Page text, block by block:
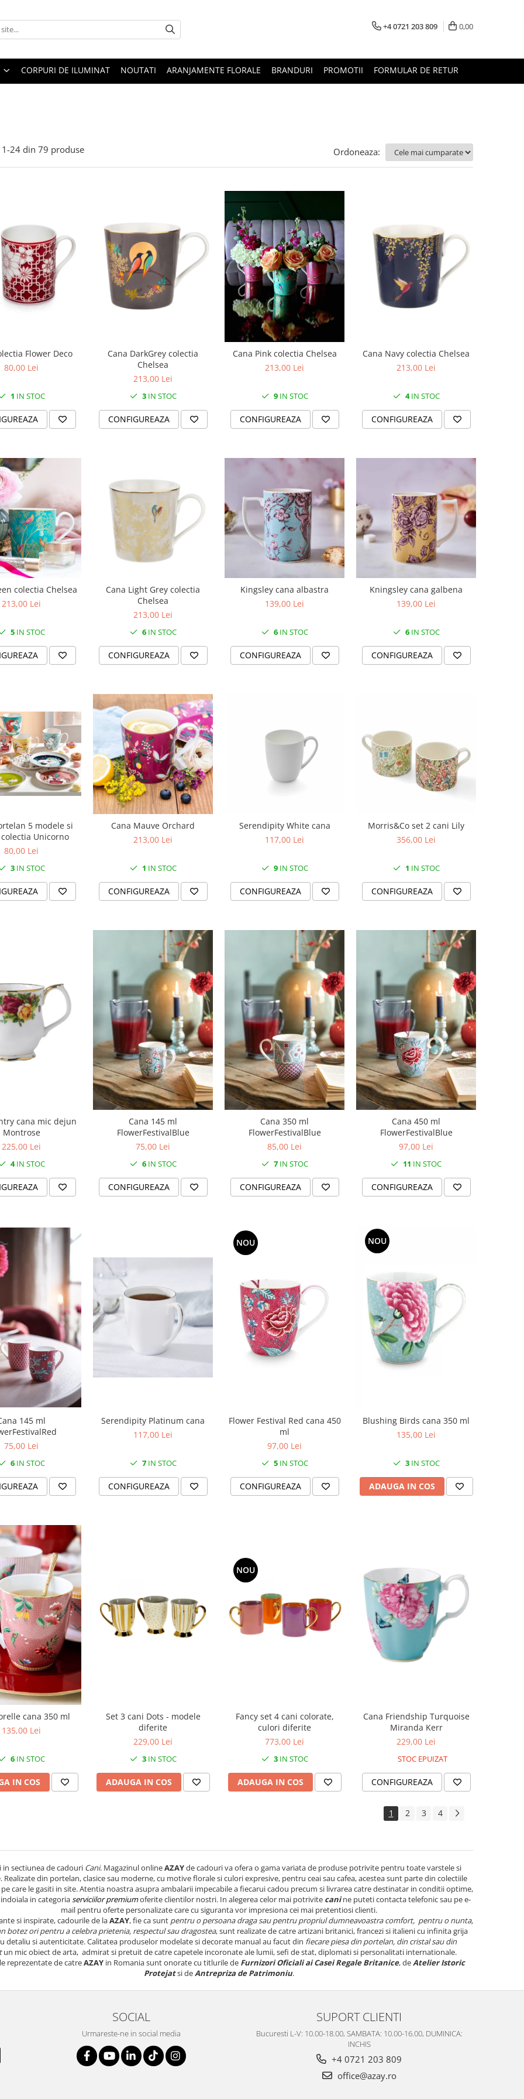
+4 0721 203 809 0,00
CORPURI DE ILUMINAT NOUTATI ARANJAMENTE FLORALE BRANDURI PROMOTII FORMULAR DE RETUR
1-24 din 79 produse Ordoneaza:
Flower Deco
80,00 Lei
1 IN STOC
Cana DarkGrey colectia
Chelsea
213,00 Lei
3IN STOC
CONFIGUREAZA
Cana Pink colectia Chelsea
213,00 Lei
9IN STOC
CONFIGUREAZA
Cana Navy colectia Chelsea
213,00 Lei
4IN STOC
CONFIGUREAZA
colectia Chelsea
213,00 Lei
5IN STOC
Cana Light Grey colectia
Chelsea
213,00 Lei
6IN STOC
CONFIGUREAZA
Kingsley cana albastra
139,00 Lei
6IN STOC
CONFIGUREAZA
Kningsley cana galbena
139,00 Lei
6IN STOC
CONFIGUREAZA
5 modele si
Unicorno
80,00 Lei
3IN STOC
Cana Mauve Orchard
213,00 Lei
1 IN STOC
CONFIGUREAZA
Serendipity White cana
117,00 Lei
9IN STOC
CONFIGUREAZA
Morris&Co set 2 cani Lily
356,00 Lei
1 IN STOC
CONFIGUREAZA
cana mic dejun
Montrose
225,00 Lei
4IN STOC
Cana 145 ml
FlowerFestivalBlue
75,00 Lei
6IN STOC
CONFIGUREAZA
Cana 350 ml
FlowerFestivalBlue
85,00 Lei
7IN STOC
CONFIGUREAZA
Cana 450 ml
FlowerFestivalBlue
97,00 Lei
11 IN STOC
CONFIGUREAZA
145 ml
75,00 Lei
6IN STOC
Serendipity Platinum cana
117,00 Lei
7IN STOC
CONFIGUREAZA
NOU
Flower Festival Red cana 450
ml
97,00 Lei
5IN STOC
CONFIGUREAZA
NOU
Blushing Birds cana 350 ml
135,00 Lei
3IN STOC
ADAUGA IN COS
cana 350 ml
135,00 Lei
6IN STOC
IN COS
Set 3 cani Dots - modele
diferite
229,00 Lei
3IN STOC
ADAUGA IN COS
NOU
Fancy set 4 cani colorate,
culori diferite
773,00 Lei
3IN STOC
ADAUGA IN COS
Cana Friendship Turquoise
Miranda Kerr
229,00 Lei
STOC EPUIZAT
CONFIGUREAZA
1 2 3 4
in sectiunea de cadouri Cani. Magazinul onlineAZAYde cadouri va ofera o gama variata de produse potrivite pentru toate varstele si
Realizate din portelan, clasice sau moderne, cu motive florale si culori expresive, pentru ceai sau cafea, acestea sunt parte din colectiile
care le gasiti in site. Atentia noastra asupra ambalarii impecabile a fiecarui cadou precum si livrarea catre destinatar in conditii optime,
in categoriaserviciilor premiumoferite clientilor nostri. In alegerea celor mai potrivitecanine puteti contacta telefonic sau pe e-
mail pentru oferte personalizate care cu siguranta vor impresiona cei mai pretentiosi clienti.
si inspirate, cadourile de laAZAY, fie ca sunt pentru o persoana draga sau pentru propriul dumneavoastra comfort, pentru o nunta,
botez ori pentru a celebra prietenia, respectul sau dragostea, sunt realizate de catre artizani britanici, francezi si italieni cu infinita grija
detaliu si autenticitate. Calitatea produselor modelate si decorate manual au facut din fiecare piesa din portelan, din cristal sau din
un mic obiect de arta, admirat si pretuit de catre capetele incoronate ale lumii, sefi de stat, diplomati si personalitati internationale.
reprezentate de catreAZAYin Romania sunt onorate cu titlurile de Furnizori Oficiali ai Casei Regale Britanice, deAtelier Istoric
Protejatsi deAntrepriza de Patrimoniu.
SOCIAL
Urmareste-ne in social media
SUPORT CLIENTI
Bucuresti L-V: 10.00-18.00, SAMBATA: 10.00-16.00, DUMINICA:
INCHIS
+4 0721 203 809
office@azay.ro